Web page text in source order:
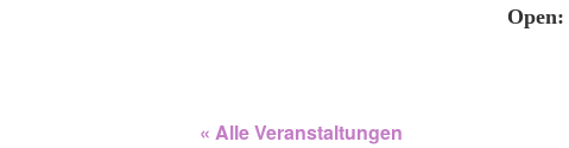
Open:
« Alle Veranstaltungen